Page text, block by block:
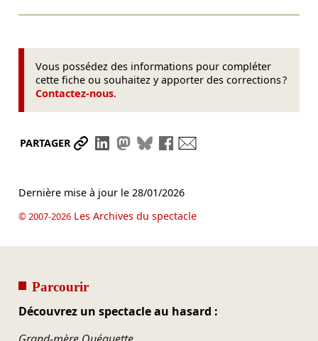
Vous possédez des informations pour compléter
cette fiche ou souhaitez y apporter des corrections ?
Contactez-nous.
PARTAGER Partager le lien
Partager sur LinkedIn
Partager sur Mastodon
Partager sur Bluesky
Partager sur Facebook
Dernière mise à jour le 28/01/2026
© 2007-2026Les Archives du spectacle
Parcourir
Découvrez un spectacle au hasard :